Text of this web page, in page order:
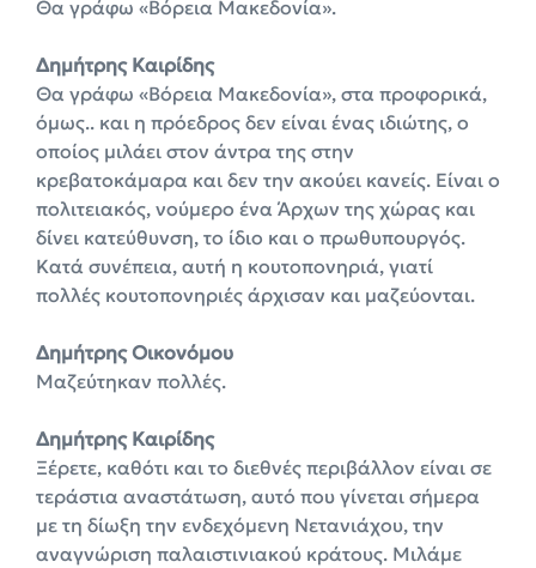
Θα γράφω «Βόρεια Μακεδονία».
Δημήτρης Καιρίδης
Θα γράφω «Βόρεια Μακεδονία», στα προφορικά,
όμως.. και η πρόεδρος δεν είναι ένας ιδιώτης, ο
οποίος μιλάει στον άντρα της στην
κρεβατοκάμαρα και δεν την ακούει κανείς. Είναι ο
πολιτειακός, νούμερο ένα Άρχων της χώρας και
δίνει κατεύθυνση, το ίδιο και ο πρωθυπουργός.
Κατά συνέπεια, αυτή η κουτοπονηριά, γιατί
πολλές κουτοπονηριές άρχισαν και μαζεύονται.
Δημήτρης Οικονόμου
Μαζεύτηκαν πολλές.
Δημήτρης Καιρίδης
Ξέρετε, καθότι και το διεθνές περιβάλλον είναι σε
τεράστια αναστάτωση, αυτό που γίνεται σήμερα
με τη δίωξη την ενδεχόμενη Νετανιάχου, την
αναγνώριση παλαιστινιακού κράτους. Μιλάμε